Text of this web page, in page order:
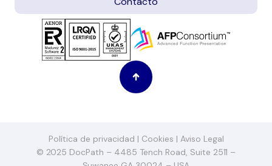
Política de privacidad | Cookies | Aviso Legal
© 2025 DocPath – 4485 Tench Road, Suite 2511 –